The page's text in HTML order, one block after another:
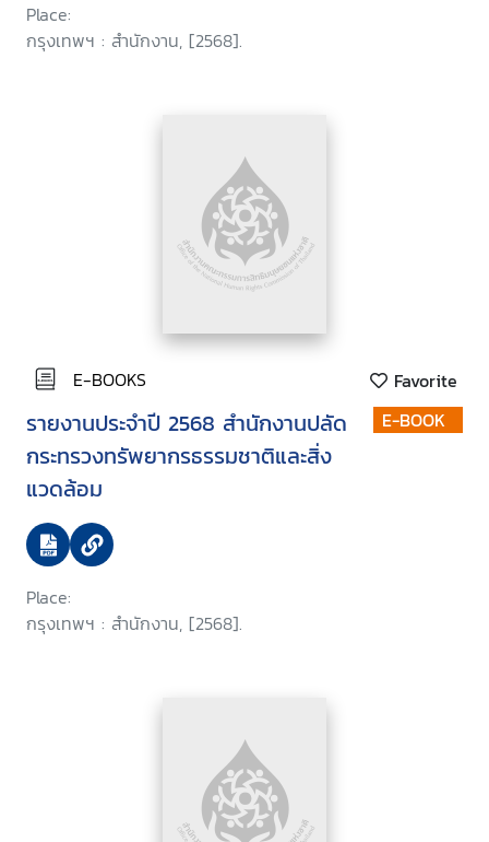
Place:
กรุงเทพฯ : สำนักงาน, [2568].
E-BOOKS Favorite
รายงานประจำปี 2568 สำนักงานปลัด
กระทรวงทรัพยากรธรรมชาติและสิ่ง
แวดล้อม
Place:
กรุงเทพฯ : สำนักงาน, [2568].
E-BOOK